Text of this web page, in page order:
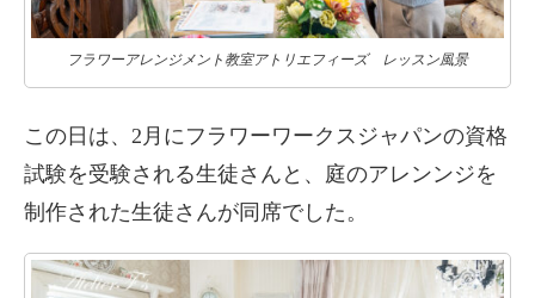
フラワーアレンジメント教室アトリエフィーズ レッスン風景
この日は、2月にフラワーワークスジャパンの資格
試験を受験される生徒さんと、庭のアレンンジを
制作された生徒さんが同席でした。